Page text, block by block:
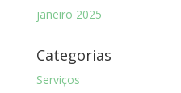
janeiro 2025
Categorias
Serviços